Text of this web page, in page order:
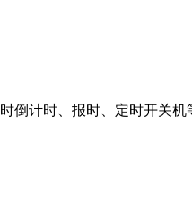
倒计时、报时、定时开关